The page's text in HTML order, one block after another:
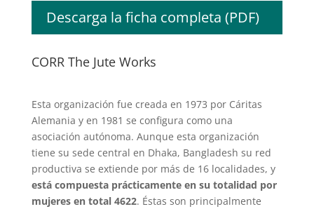
Descarga la ficha completa (PDF)
CORR The Jute Works
Esta organización fue creada en 1973 por Cáritas
Alemania y en 1981 se configura como una
asociación autónoma. Aunque esta organización
tiene su sede central en Dhaka, Bangladesh su red
productiva se extiende por más de 16 localidades, y
está compuesta prácticamente en su totalidad por
mujeres en total 4622. Éstas son principalmente